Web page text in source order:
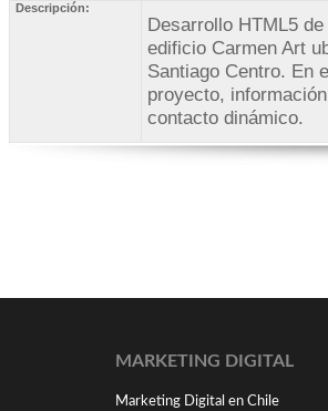
Descripción:
Desarrollo HTML5
edificio Carmen Art
Santiago Centro. En
proyecto,
contacto dinámico.
MARKETING DIGITAL
Marketing Digital en Chile